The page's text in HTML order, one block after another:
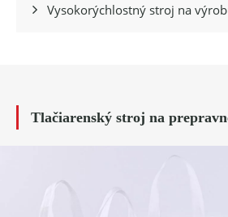
 Vysokorýchlostný stroj na
Tlačiarenský stroj na